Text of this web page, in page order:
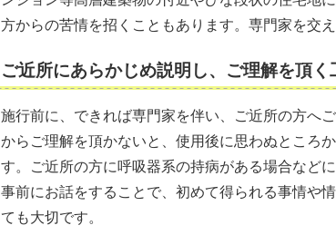
方からの苦情を招くこともあります。専門家を交
ご近所にあらかじめ説明し、ご理解を頂く
施行前に、できれば専門家を伴い、ご近所の方へ
からご理解を頂かないと、使用後に思わぬところ
す。ご近所の方に呼吸器系の持病がある場合など
事前にお話をすることで、初めて得られる事情や
ても大切です。